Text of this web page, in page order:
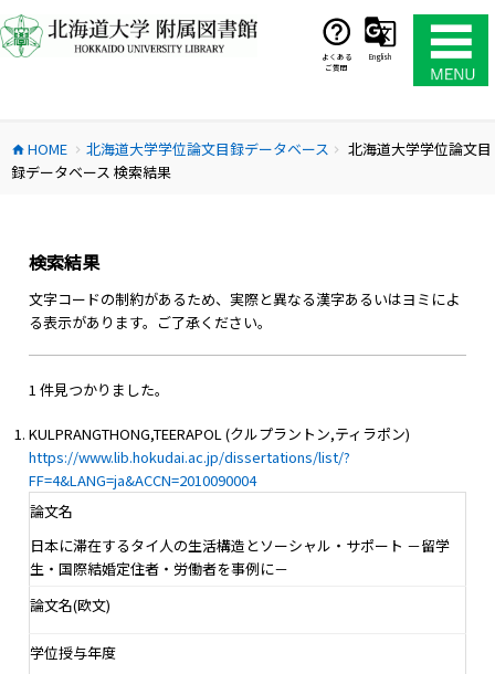
ン
テ
ス
キ
よくある
ご質問
English
home HOME chevron_right 北海道大学学位論文目録データベース chevron_right
北海道大学学位論文目
録データベース 検索結果
検索結果
文字コードの制約があるため、実際と異なる漢字あるいはヨミによ
る表示があります。ご了承ください。
1 件見つかりました。
KULPRANGTHONG,TEERAPOL (クルプラントン,ティラポン)
https://www.lib.hokudai.ac.jp/dissertations/list/?
FF=4&LANG=ja&ACCN=2010090004
論文名
日本に滞在するタイ人の生活構造とソーシャル・サポート －留学
生・国際結婚定住者・労働者を事例に－
論文名(欧文)
学位授与年度